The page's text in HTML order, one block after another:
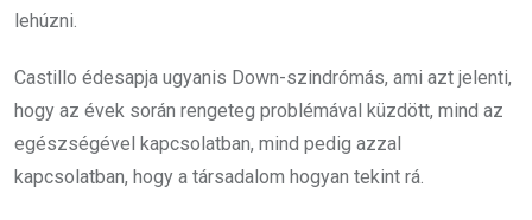
lehúzni.
Castillo édesapja ugyanis Down-szindrómás, ami azt jelenti,
hogy az évek során rengeteg problémával küzdött, mind az
egészségével kapcsolatban, mind pedig azzal
kapcsolatban, hogy a társadalom hogyan tekint rá.